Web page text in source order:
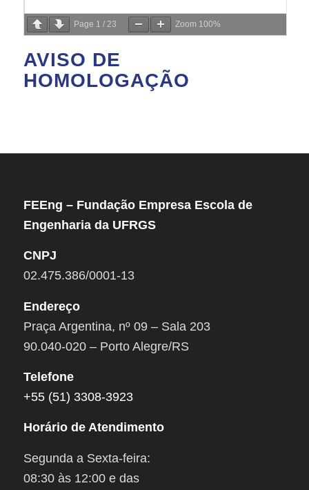
Page 1 / 23 Zoom 100%
AVISO DE
HOMOLOGAÇÃO
FEEng – Fundação Empresa Escola de
Engenharia da UFRGS
CNPJ
02.475.386/0001-13
Endereço
Praça Argentina, nº 09 – Sala 203
90.040-020 – Porto Alegre/RS
Telefone
+55 (51) 3308-3923
Horário de Atendimento
Segunda a Sexta-feira:
08:30 às 12:00 e das